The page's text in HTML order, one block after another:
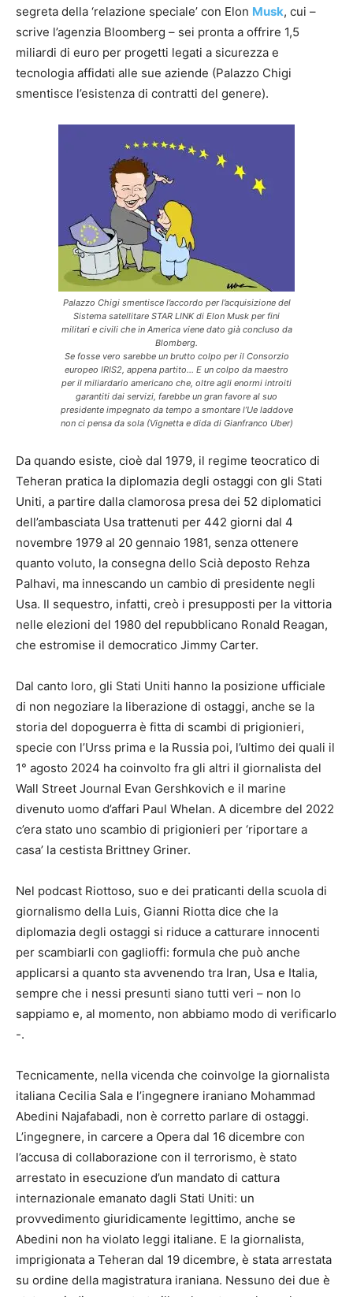
segreta della ‘relazione speciale’ con Elon Musk, cui –
scrive l’agenzia Bloomberg – sei pronta a offrire 1,5
miliardi di euro per progetti legati a sicurezza e
tecnologia affidati alle sue aziende (Palazzo Chigi
smentisce l’esistenza di contratti del genere).
Palazzo Chigi smentisce l’accordo per l’acquisizione del
Sistema satellitare STAR LINK di Elon Musk per fini
militari e civili che in America viene dato già concluso da
Blomberg.
Se fosse vero sarebbe un brutto colpo per il Consorzio
europeo IRIS2, appena partito… E un colpo da maestro
per il miliardario americano che, oltre agli enormi introiti
garantiti dai servizi, farebbe un gran favore al suo
presidente impegnato da tempo a smontare l’Ue laddove
non ci pensa da sola (Vignetta e dida di Gianfranco Uber)
Da quando esiste, cioè dal 1979, il regime teocratico di
Teheran pratica la diplomazia degli ostaggi con gli Stati
Uniti, a partire dalla clamorosa presa dei 52 diplomatici
dell’ambasciata Usa trattenuti per 442 giorni dal 4
novembre 1979 al 20 gennaio 1981, senza ottenere
quanto voluto, la consegna dello Scià deposto Rehza
Palhavi, ma innescando un cambio di presidente negli
Usa. Il sequestro, infatti, creò i presupposti per la vittoria
nelle elezioni del 1980 del repubblicano Ronald Reagan,
che estromise il democratico Jimmy Carter.
Dal canto loro, gli Stati Uniti hanno la posizione ufficiale
di non negoziare la liberazione di ostaggi, anche se la
storia del dopoguerra è fitta di scambi di prigionieri,
specie con l’Urss prima e la Russia poi, l’ultimo dei quali il
1° agosto 2024 ha coinvolto fra gli altri il giornalista del
Wall Street Journal Evan Gershkovich e il marine
divenuto uomo d’affari Paul Whelan. A dicembre del 2022
c’era stato uno scambio di prigionieri per ‘riportare a
casa’ la cestista Brittney Griner.
Nel podcast Riottoso, suo e dei praticanti della scuola di
giornalismo della Luis, Gianni Riotta dice che la
diplomazia degli ostaggi si riduce a catturare innocenti
per scambiarli con gaglioffi: formula che può anche
applicarsi a quanto sta avvenendo tra Iran, Usa e Italia,
sempre che i nessi presunti siano tutti veri – non lo
sappiamo e, al momento, non abbiamo modo di verificarlo
-.
Tecnicamente, nella vicenda che coinvolge la giornalista
italiana Cecilia Sala e l’ingegnere iraniano Mohammad
Abedini Najafabadi, non è corretto parlare di ostaggi.
L’ingegnere, in carcere a Opera dal 16 dicembre con
l’accusa di collaborazione con il terrorismo, è stato
arrestato in esecuzione d’un mandato di cattura
internazionale emanato dagli Stati Uniti: un
provvedimento giuridicamente legittimo, anche se
Abedini non ha violato leggi italiane. E la giornalista,
imprigionata a Teheran dal 19 dicembre, è stata arrestata
su ordine della magistratura iraniana. Nessuno dei due è